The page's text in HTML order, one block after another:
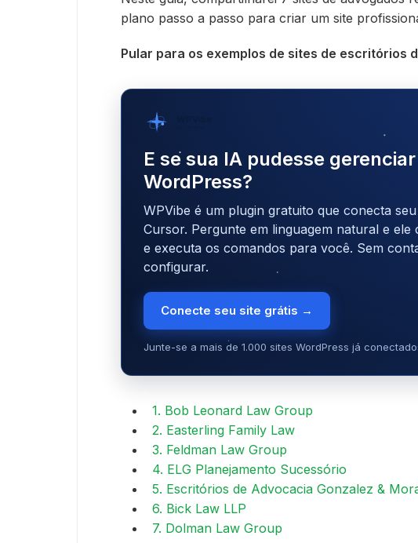
plano passo a passo para criar um site
Pular para os exemplos de sites de escritórios
E se sua IA pudesse
WordPress?
WPVibe é um plugin gratuito que conecta
Cursor. Pergunte em linguagem natural e ele
e executa os comandos para você. Sem
configurar.
Conecte seu site grátis →
Junte-se a mais de 1.000 sites WordPress já
1. Bob Leonard Law Group
2. Easterling Family Law
3. Feldman Law Group
4. ELG Planejamento Sucessório
5. Escritórios de Advocacia Gonzalez &
6. Bick Law LLP
7. Dolman Law Group